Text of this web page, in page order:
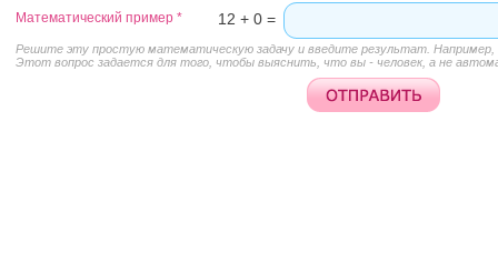
Этот вопрос задается для того, чтобы выяснить, что вы - человек, а не
Математический пример * 12 + 0 =
Решите эту простую математическую задачу и введите результат. Например,